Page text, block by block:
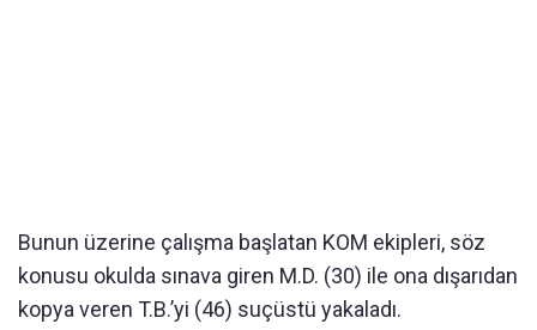
Bunun üzerine çalışma başlatan KOM ekipleri, söz
konusu okulda sınava giren M.D. (30) ile ona dışarıdan
kopya veren T.B.’yi (46) suçüstü yakaladı.